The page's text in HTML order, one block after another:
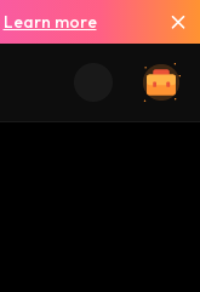
Learn more